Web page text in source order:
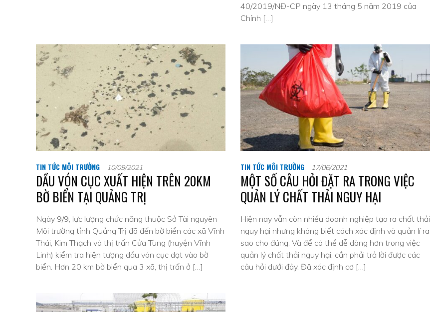
40/2019/NĐ-CP ngày 13 tháng 5 năm 2019 của
Chính […]
TIN TỨC MÔI TRƯỜNG 10/09/2021
DẦU VÓN CỤC XUẤT HIỆN TRÊN 20KM
BỜ BIỂN TẠI QUẢNG TRỊ
Ngày 9/9, lực lượng chức năng thuộc Sở Tài nguyên
Môi trường tỉnh Quảng Trị đã đến bờ biển các xã Vĩnh
Thái, Kim Thạch và thị trấn Cửa Tùng (huyện Vĩnh
Linh) kiểm tra hiện tượng dầu vón cục dạt vào bờ
biển. Hơn 20 km bờ biển qua 3 xã, thị trấn ở […]
TIN TỨC MÔI TRƯỜNG 17/06/2021
MỘT SỐ CÂU HỎI ĐẶT RA TRONG VIỆC
QUẢN LÝ CHẤT THẢI NGUY HẠI
Hiện nay vẫn còn nhiều doanh nghiệp tạo ra chất thải
nguy hại nhưng không biết cách xác định và quản lí ra
sao cho đúng. Và để có thể dễ dàng hơn trong việc
quản lý chất thải nguy hại, cần phải trả lời được các
câu hỏi dưới đây. Đã xác định cơ […]